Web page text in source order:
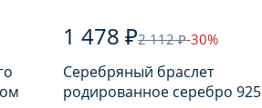
1 478 ₽2 112 ₽-30%
Серебряный браслет
родированное серебро 925